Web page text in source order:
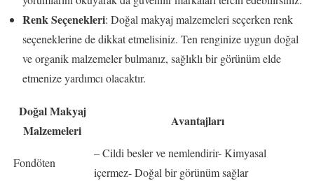
Renk Seçenekleri: Doğal makyaj malzemeleri seçerken renk
seçeneklerine de dikkat etmelisiniz. Ten renginize uygun doğal
ve organik malzemeler bulmanız, sağlıklı bir görünüm elde
etmenize yardımcı olacaktır.
Doğal Makyaj
Malzemeleri
Avantajları
Fondöten
– Cildi besler ve nemlendirir- Kimyasal
içermez- Doğal bir görünüm sağlar